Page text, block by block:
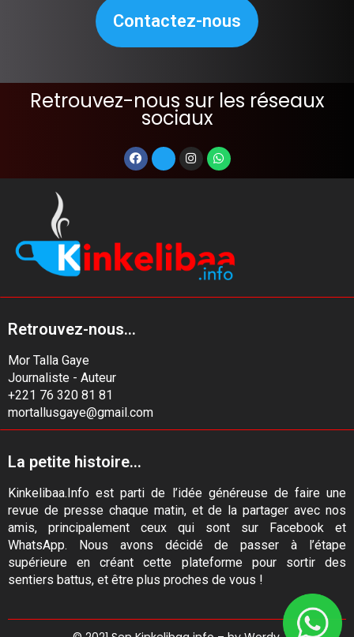
Contactez-nous
Retrouvez-nous sur les réseaux
sociaux
Retrouvez-nous...
Mor Talla Gaye
Journaliste - Auteur
+221 76 320 81 81
mortallusgaye@gmail.com
La petite histoire...
Kinkelibaa.Info est parti de l’idée généreuse de faire une
revue de presse chaque matin, et de la partager avec nos
amis, principalement ceux qui sont sur Facebook et
WhatsApp. Nous avons décidé de passer à l’étape
supérieure en créant cette plateforme pour sortir des
sentiers battus, et être plus proches de vous !